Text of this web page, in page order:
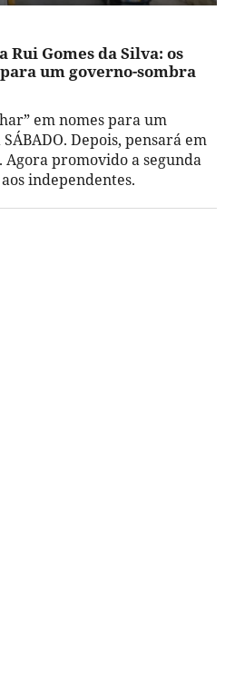
Rui Gomes da Silva: os
um governo-sombra
em nomes para um
Depois, pensará em
Agora promovido a segunda
independentes.